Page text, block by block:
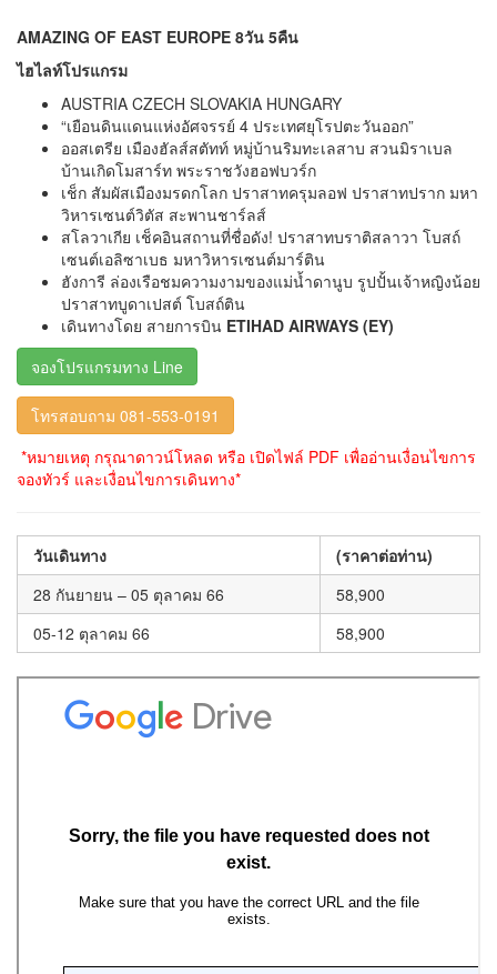
AMAZING OF EAST EUROPE 8วัน 5คืน
ไฮไลท์โปรแกรม
AUSTRIA CZECH SLOVAKIA HUNGARY
“เยือนดินแดนแห่งอัศจรรย์ 4 ประเทศยุโรปตะวันออก”
ออสเตรีย เมืองฮัลส์สตัทท์ หมู่บ้านริมทะเลสาบ สวนมิราเบล
บ้านเกิดโมสาร์ท พระราชวังฮอฟบวร์ก
เช็ก สัมผัสเมืองมรดกโลก ปราสาทครุมลอฟ ปราสาทปราก มหา
วิหารเซนต์วิตัส สะพานชาร์ลส์
สโลวาเกีย เช็คอินสถานที่ชื่อดัง! ปราสาทบราติสลาวา โบสถ์
เซนต์เอลิซาเบธ มหาวิหารเซนต์มาร์ติน
ฮังการี ล่องเรือชมความงามของแม่น้ำดานูบ รูปปั้นเจ้าหญิงน้อย
ปราสาทบูดาเปสต์ โบสถ์ติน
เดินทางโดย สายการบิน ETIHAD AIRWAYS (EY)
จองโปรแกรมทาง Line
โทรสอบถาม 081-553-0191
*หมายเหตุ กรุณาดาวน์โหลด หรือ เปิดไฟล์ PDF เพื่ออ่านเงื่อนไขการ
จองทัวร์ และเงื่อนไขการเดินทาง*
วันเดินทาง
(ราคาต่อท่าน)
28 กันยายน – 05 ตุลาคม 66
58,900
05-12 ตุลาคม 66
58,900